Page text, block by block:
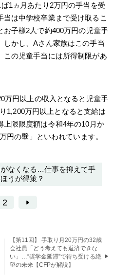
1ヵ月あたり2万円の手当を受
は中学校卒業まで受け取るこ
お子様2人で約400万円の児童手
かし、Aさん家族はこの手当
この児童手当には所得制限があ
万円以上の収入となると児童手
1,200万円以上となると支給は
限限度額は令和4年の10月か
円の壁」といわれています。
なくなる…仕事を抑えて手
うが得策？
2
【第11回】 手取り月20万円の32歳
会社員「どう考えても返済できな
い」…“奨学金延滞”で待ち受ける絶
望の未来【CFPが解説】